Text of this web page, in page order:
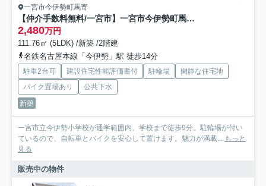
一宮市今伊勢町馬寄
【仲介手数料無料/一宮市】一宮市今伊勢町馬寄第4 リーブルガーデン
2,480万円
111.76㎡ (5LDK) /新築 /2階建
名鉄名古屋本線「今伊勢」駅 徒歩14分
駐車2台可 建設住宅性能評価書付 駐輪場
閑静な住宅地
バイク置場あり
公共下水
新築
一宮市立今伊勢小学校が通学範囲内、学校まで徒歩9分。駐輪場が付い
ているので、自転車とバイクを安心して置けます。魅力が満載... もっと
見る
販売中の物件